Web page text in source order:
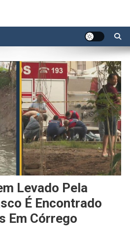
Levado Pela
É Encontrado
Em Córrego